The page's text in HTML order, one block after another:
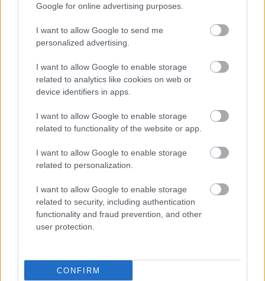
Google for online advertising purposes.
I want to allow Google to send me
personalized advertising.
I want to allow Google to enable storage
related to analytics like cookies on web or
device identifiers in apps.
I want to allow Google to enable storage
related to functionality of the website or app.
I want to allow Google to enable storage
related to personalization.
I want to allow Google to enable storage
related to security, including authentication
functionality and fraud prevention, and other
user protection.
CONFIRM
Καρκίνος ωοθηκών: Η
φρουκτόζη συμβάλλει
στην εξάπλωση της
MELODIC - Σε ποιους
απευθύνεται
Προκλήσεις σε άτομα με
εμπειρία καρκίνου μετά
την πανδημία [ελληνική
μελέτη]